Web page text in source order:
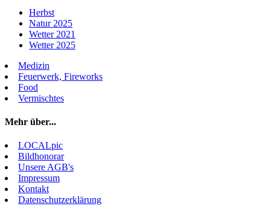
Herbst
Natur 2025
Wetter 2021
Wetter 2025
Medizin
Feuerwerk, Fireworks
Food
Vermischtes
Mehr über...
LOCALpic
Bildhonorar
Unsere AGB's
Impressum
Kontakt
Datenschutzerklärung